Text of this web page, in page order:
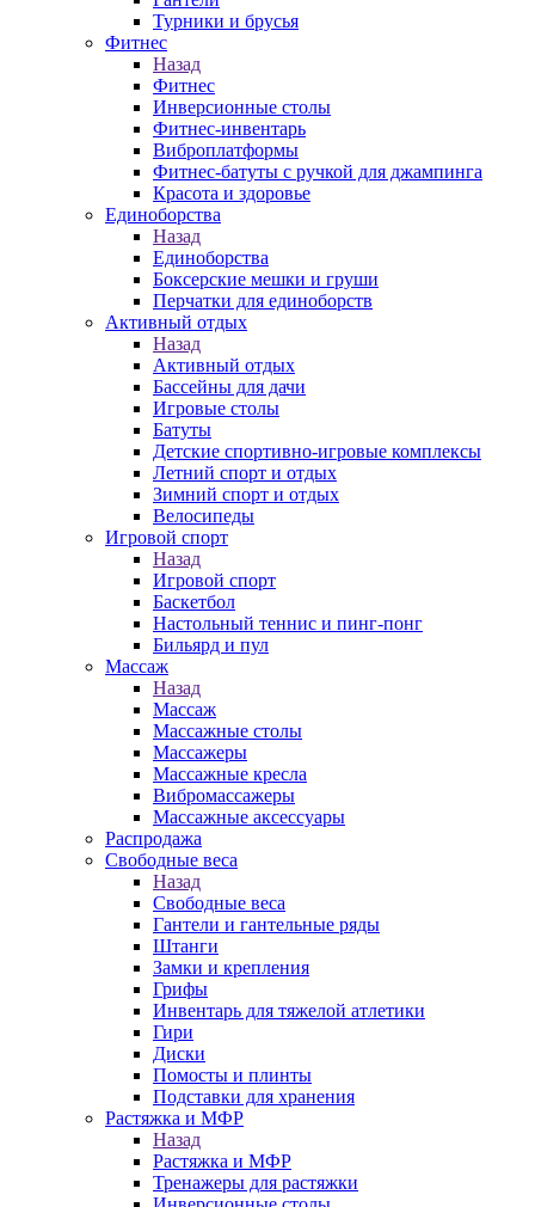
Турники и брусья
Фитнес
Назад
Фитнес
Инверсионные столы
Фитнес-инвентарь
Виброплатформы
Фитнес-батуты с ручкой для джампинга
Красота и здоровье
Единоборства
Назад
Единоборства
Боксерские мешки и груши
Перчатки для единоборств
Активный отдых
Назад
Активный отдых
Бассейны для дачи
Игровые столы
Батуты
Детские спортивно-игровые комплексы
Летний спорт и отдых
Зимний спорт и отдых
Велосипеды
Игровой спорт
Назад
Игровой спорт
Баскетбол
Настольный теннис и пинг-понг
Бильярд и пул
Массаж
Назад
Массаж
Массажные столы
Массажеры
Массажные кресла
Вибромассажеры
Массажные аксессуары
Распродажа
Свободные веса
Назад
Свободные веса
Гантели и гантельные ряды
Штанги
Замки и крепления
Грифы
Инвентарь для тяжелой атлетики
Гири
Диски
Помосты и плинты
Подставки для хранения
Растяжка и МФР
Назад
Растяжка и МФР
Тренажеры для растяжки